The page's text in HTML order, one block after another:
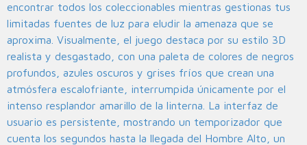
encontrar todos los coleccionables mientras gestionas tus
limitadas fuentes de luz para eludir la amenaza que se
aproxima. Visualmente, el juego destaca por su estilo 3D
realista y desgastado, con una paleta de colores de negros
profundos, azules oscuros y grises fríos que crean una
atmósfera escalofriante, interrumpida únicamente por el
intenso resplandor amarillo de la linterna. La interfaz de
usuario es persistente, mostrando un temporizador que
cuenta los segundos hasta la llegada del Hombre Alto, un